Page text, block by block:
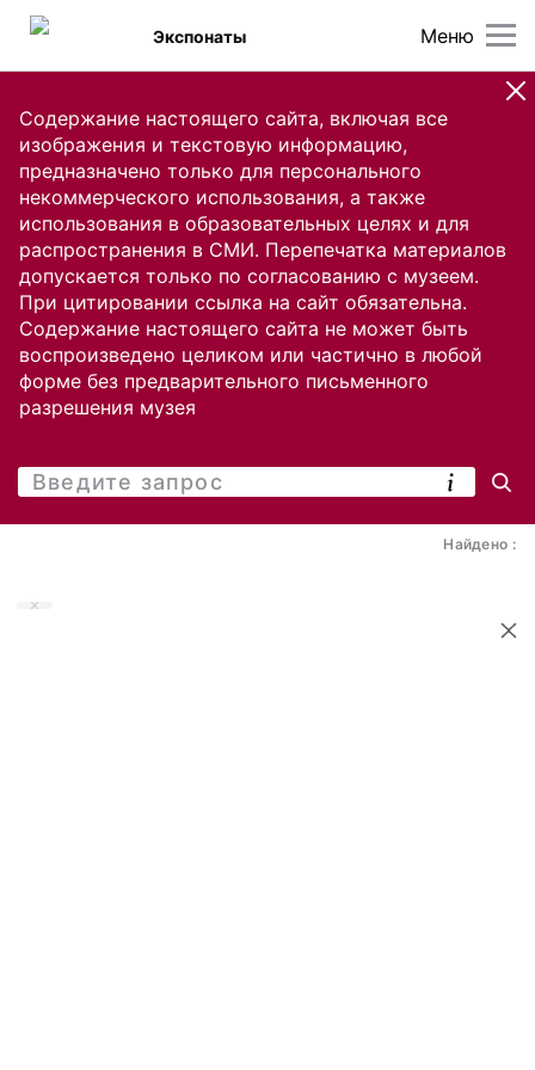
Содержание настоящего сайта, включая все
изображения и текстовую информацию,
предназначено только для персонального
некоммерческого использования, а также
использования в образовательных целях и для
распространения в СМИ. Перепечатка материалов
допускается только по согласованию с музеем.
При цитировании ссылка на сайт обязательна.
Содержание настоящего сайта не может быть
воспроизведено целиком или частично в любой
форме без предварительного письменного
разрешения музея
Меню
Экспонаты
Найдено :